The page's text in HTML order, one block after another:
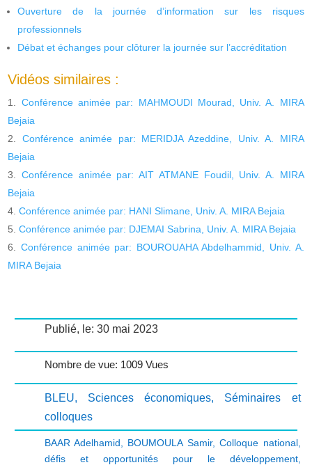
Ouverture de la journée d’information sur les risques
professionnels
Débat et échanges pour clôturer la journée sur l’accréditation
Vidéos similaires :
Conférence animée par: MAHMOUDI Mourad, Univ. A. MIRA
Bejaia
Conférence animée par: MERIDJA Azeddine, Univ. A. MIRA
Bejaia
Conférence animée par: AIT ATMANE Foudil, Univ. A. MIRA
Bejaia
Conférence animée par: HANI Slimane, Univ. A. MIRA Bejaia
Conférence animée par: DJEMAI Sabrina, Univ. A. MIRA Bejaia
Conférence animée par: BOUROUAHA Abdelhammid, Univ. A.
MIRA Bejaia
Publié, le: 30 mai 2023
Nombre de vue: 1009 Vues
BLEU, Sciences économiques, Séminaires et
colloques
BAAR Adelhamid BOUMOULA Samir,Colloque national,
défis et opportunités pour le développement,